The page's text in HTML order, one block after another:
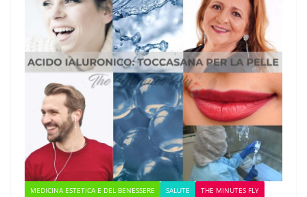
MEDICINA ESTETICA E DEL BENESSERE SALUTE THE MINUTES FLY